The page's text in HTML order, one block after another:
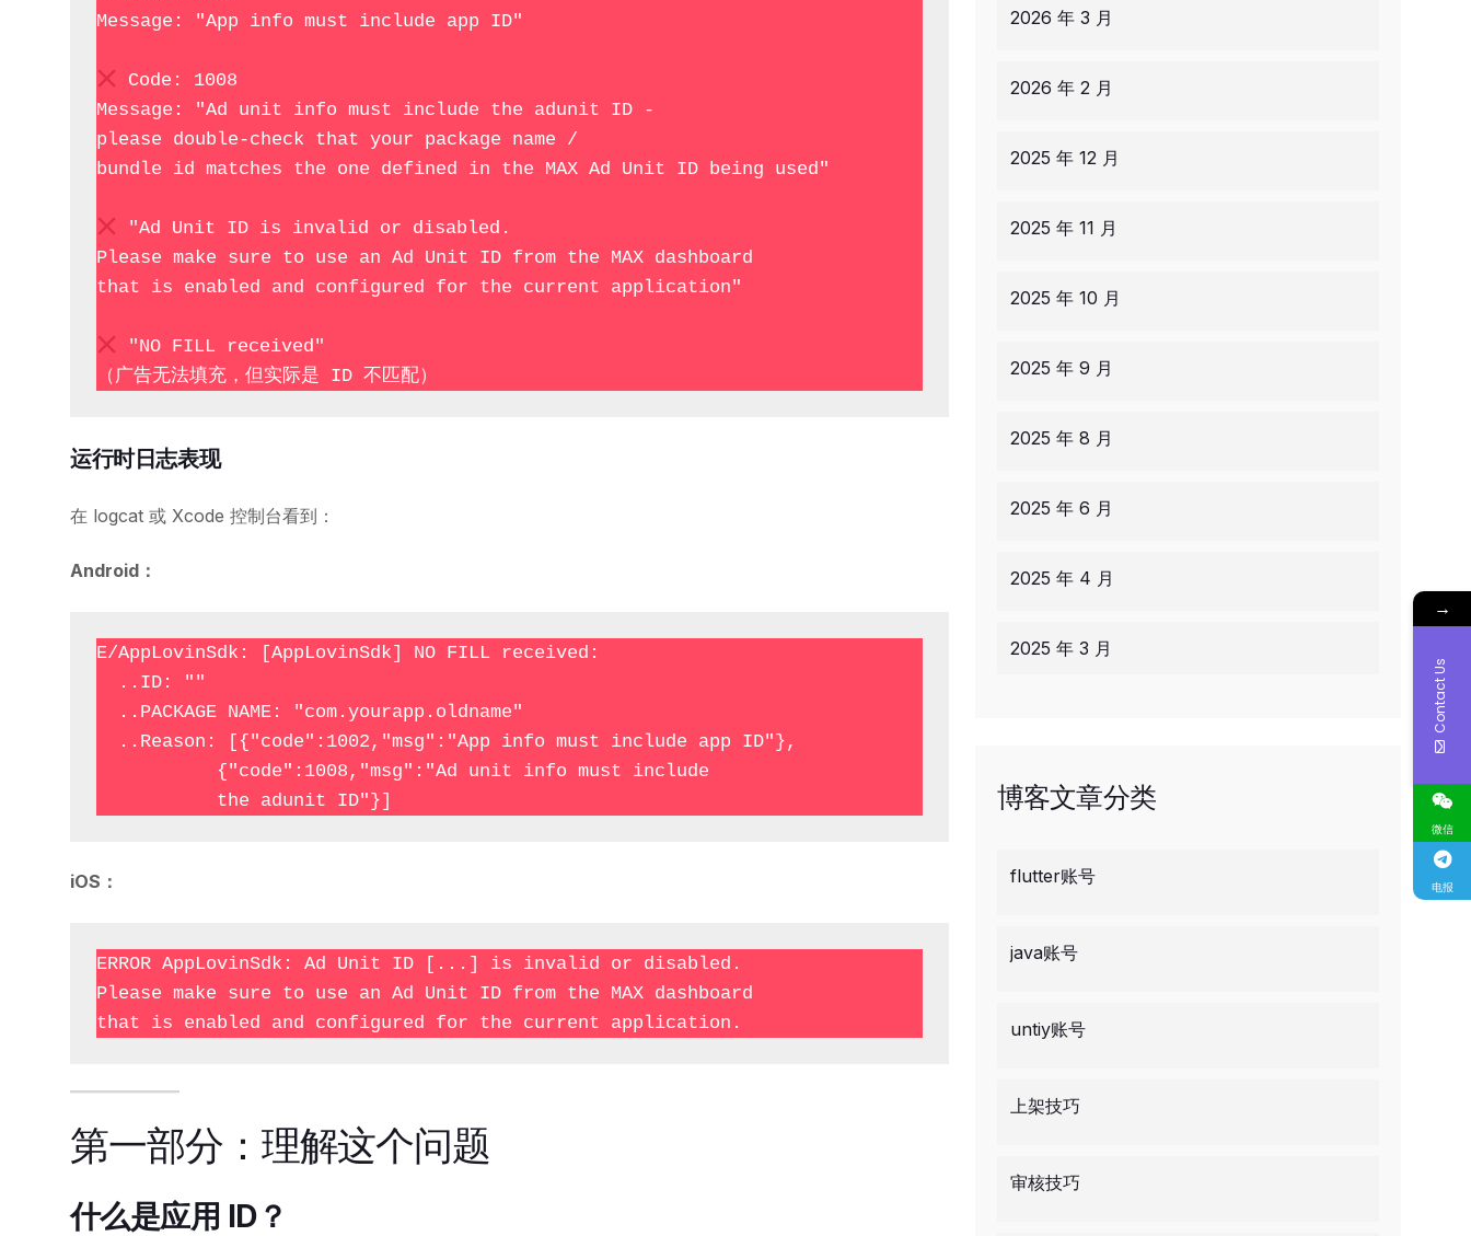
Message: "App info must include app ID"
Code: 1008
Message: "Ad unit info must include the adunit ID -
please double-check that your package name /
bundle id matches the one defined in the MAX Ad Unit ID being used"
"Ad Unit ID is invalid or disabled.
Please make sure to use an Ad Unit ID from the MAX dashboard
that is enabled and configured for the current application"
"NO FILL received"
运行时日志表现
在 logcat 或 Xcode 控制台看到：
Android：
E/AppLovinSdk: [AppLovinSdk] NO FILL received:
iOS：
ERROR AppLovinSdk: Ad Unit ID [...] is invalid or disabled.
Please make sure to use an Ad Unit ID from the MAX dashboard
第一部分：理解这个问题
什么是应用 ID？
2026 年 3 月
2026 年 2 月
2025 年 12 月
2025 年 11 月
2025 年 10 月
2025 年 9 月
2025 年 8 月
2025 年 6 月
2025 年 4 月
2025 年 3 月
博客文章分类
flutter账号
java账号
untiy账号
上架技巧
审核技巧
→
Contact Us
微信
电报